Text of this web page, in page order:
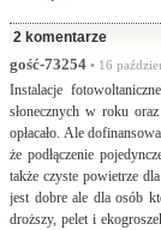
2 komentarze
gość-73254 • 16
Instalacje
słonecznych w roku
opłacało. Ale
że podłączenie
także czyste powietrze
jest dobre ale dla osób
droższy, pelet i